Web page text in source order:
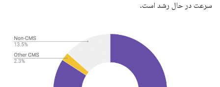
سرعت در حال رشد است.